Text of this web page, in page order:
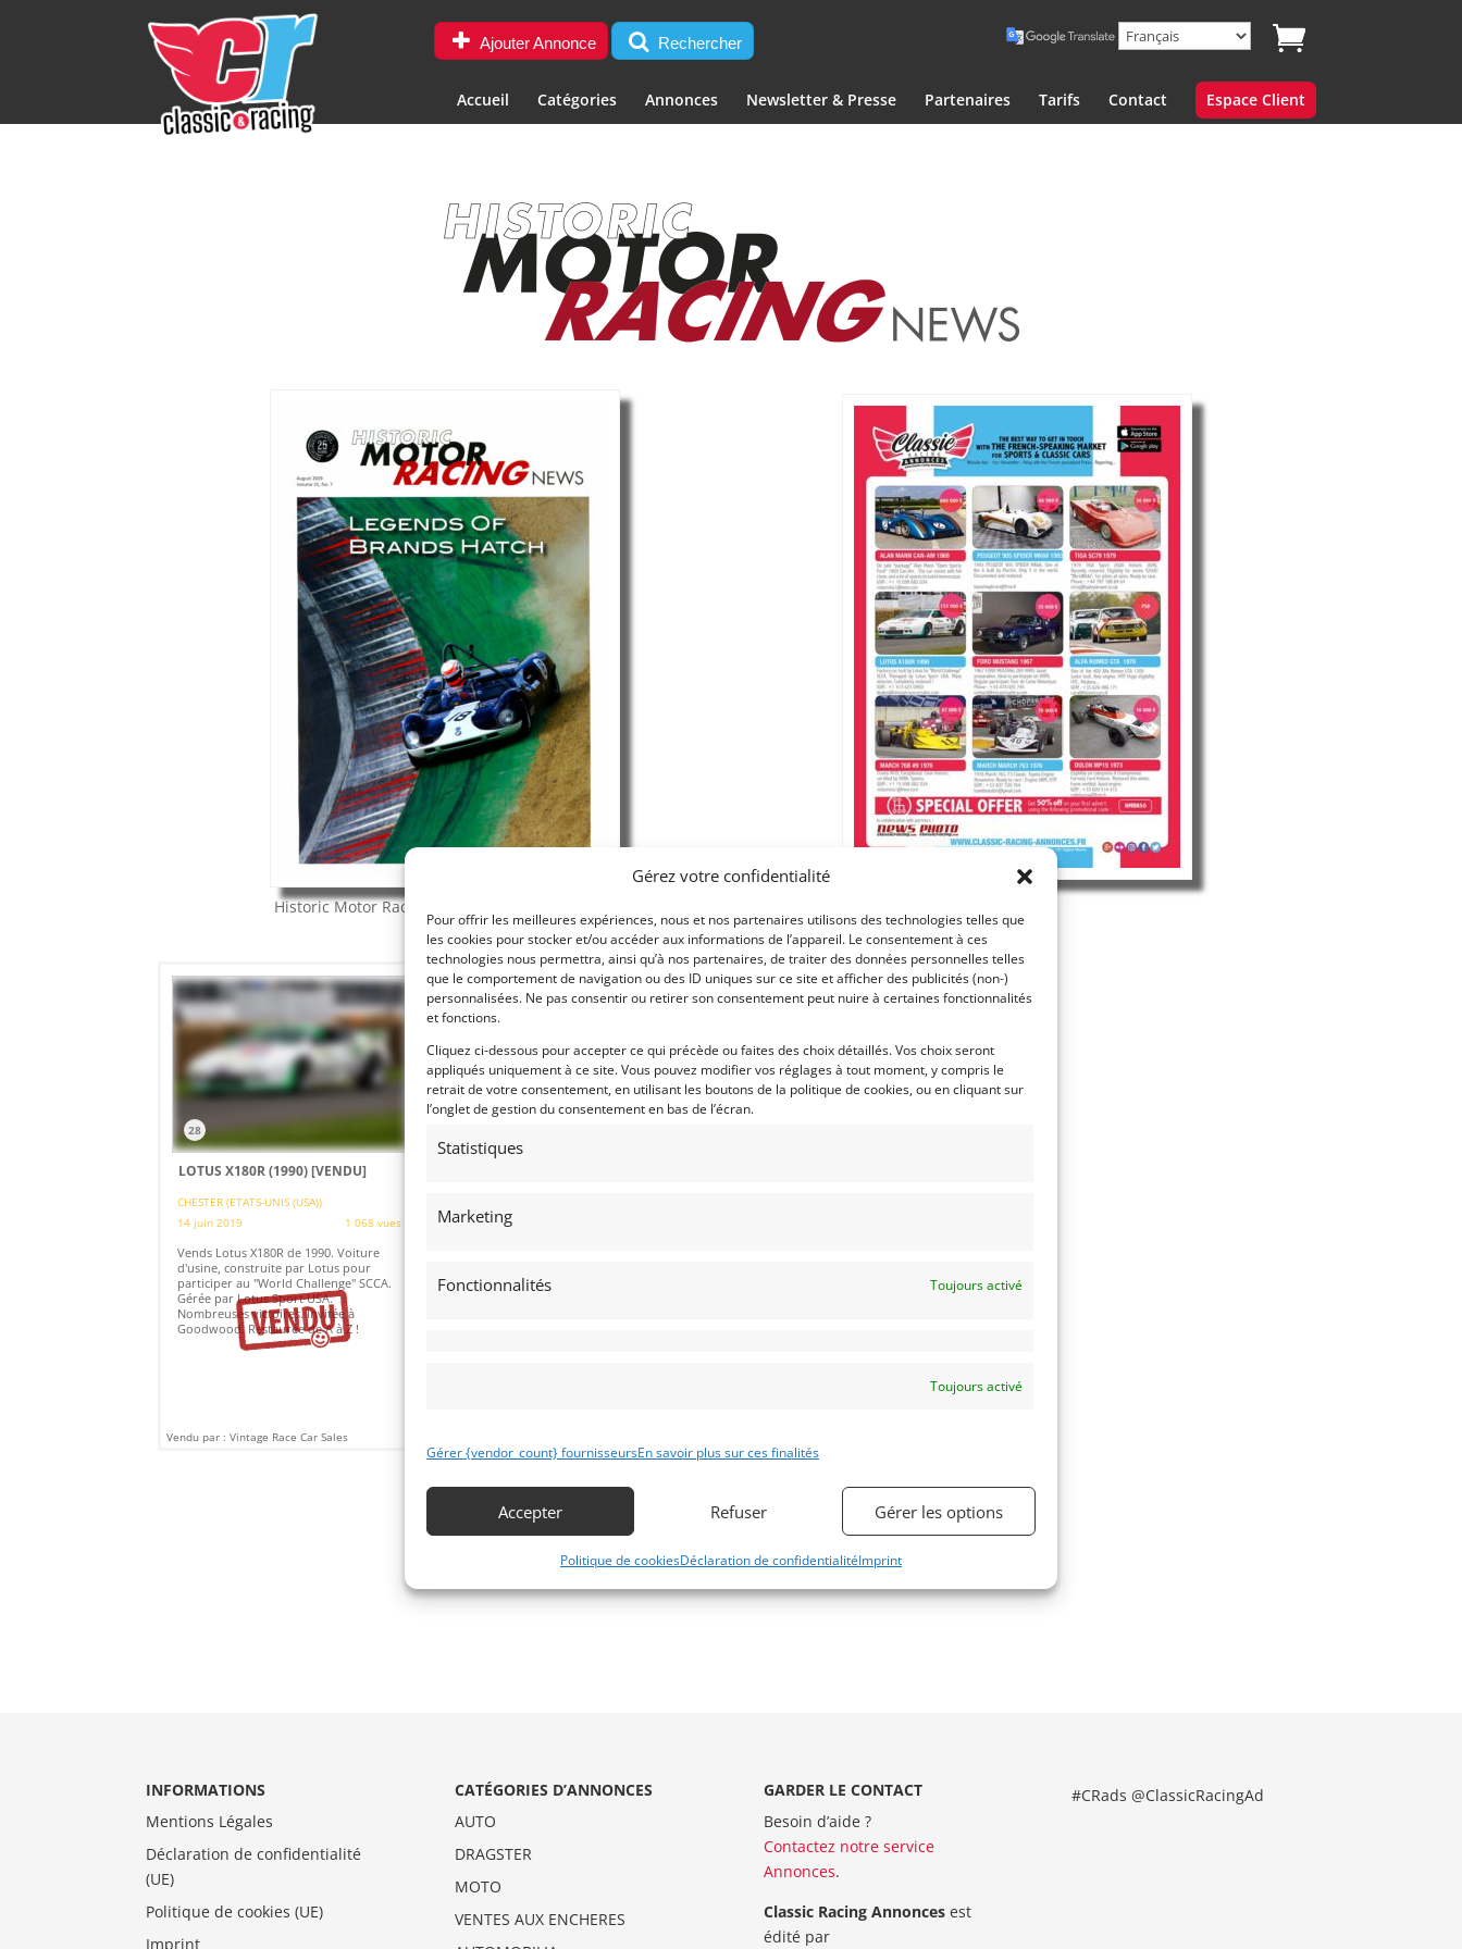
Gérez votre confidentialité
Pour offrir les meilleures expériences, nous et nos partenaires utilisons des technologies telles que
les cookies pour stocker et/ou accéder aux informations de l’appareil. Le consentement à ces
technologies nous permettra, ainsi qu’à nos partenaires, de traiter des données personnelles telles
que le comportement de navigation ou des ID uniques sur ce site et afficher des publicités (non-)
personnalisées. Ne pas consentir ou retirer son consentement peut nuire à certaines fonctionnalités
et fonctions.
Cliquez ci-dessous pour accepter ce qui précède ou faites des choix détaillés. Vos choix seront
appliqués uniquement à ce site. Vous pouvez modifier vos réglages à tout moment, y compris le
retrait de votre consentement, en utilisant les boutons de la politique de cookies, ou en cliquant sur
l’onglet de gestion du consentement en bas de l’écran.
Statistiques
Marketing
Fonctionnalités Toujours activé
Toujours activé
Gérer {vendor_count} fournisseursEn savoir plus sur ces finalités
Accepter Refuser Gérer les options
Politique de cookiesDéclaration de confidentialitéImprint
Ajouter Annonce Rechercher
Accueil Catégories Annonces Newsletter & Presse Partenaires Tarifs Contact Espace Client
Historic Motor Racing News
Je m'abonne à Historic Motor Racing News
28
LOTUS X180R (1990)[VENDU]
CHESTER (ETATS-UNIS (USA))
14 juin 2019
1 068 vues
Vends Lotus X180R de 1990. Voiture
d'usine, construite par Lotus pour
participer au "World Challenge" SCCA.
Gérée par Lotus Sport USA.
Nombreuses victoires. Invitée à
Goodwood. Restaurée de A à Z !
Vendu par : Vintage Race Car Sales
(69) RHôNE
1967. Préparation de belle qualité.
Moteur Toyota Novamotor. Prête pour
INFORMATIONS
Mentions Légales
Déclaration de confidentialité
(UE)
Politique de cookies (UE)
Imprint
CATÉGORIES D’ANNONCES
AUTO
DRAGSTER
MOTO
VENTES AUX ENCHERES
GARDER LE CONTACT
Besoin d’aide ?
Contactez notre service
Annonces.
Classic Racing Annoncesest
édité par
#CRads @ClassicRacingAd